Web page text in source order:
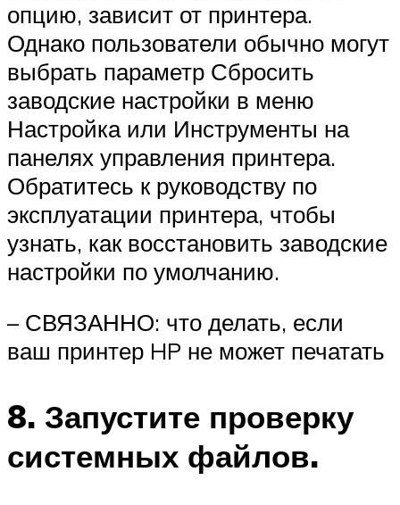
опцию, зависит от принтера.
Однако пользователи обычно могут
выбрать параметр Сбросить
заводские настройки в меню
Настройка или Инструменты на
панелях управления принтера.
Обратитесь к руководству по
эксплуатации принтера, чтобы
узнать, как восстановить заводские
настройки по умолчанию.
– СВЯЗАННО: что делать, если
ваш принтер HP не может печатать
8. Запустите проверку
системных файлов.